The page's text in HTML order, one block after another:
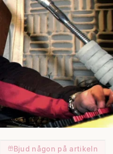
Bjud någon på artikeln